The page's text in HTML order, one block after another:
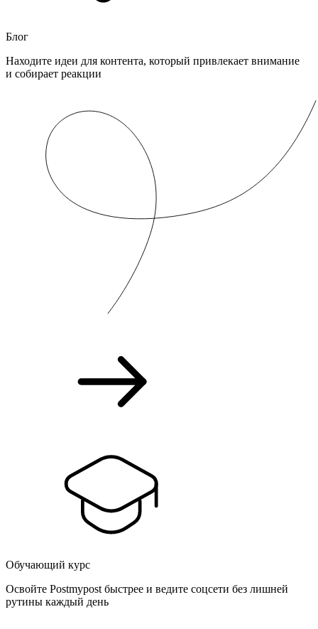
Блог
Находите идеи для контента, который привлекает внимание
и собирает реакции
Обучающий курс
Освойте Postmypost быстрее и ведите соцсети без лишней
рутины каждый день